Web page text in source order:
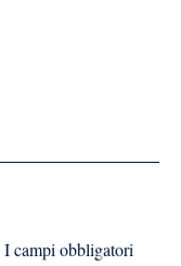
I campi obbligatori